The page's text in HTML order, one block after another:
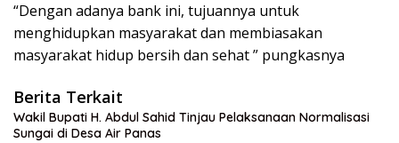
“Dengan adanya bank ini, tujuannya untuk
menghidupkan masyarakat dan membiasakan
masyarakat hidup bersih dan sehat ” pungkasnya
Berita Terkait
Wakil Bupati H. Abdul Sahid Tinjau Pelaksanaan Normalisasi
Sungai di Desa Air Panas